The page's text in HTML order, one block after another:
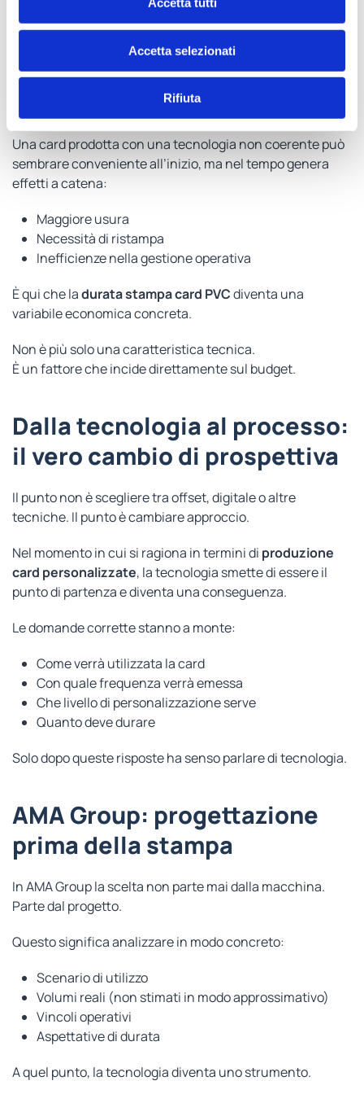
Accetta selezionati
Rifiuta
è il costo nel tempo
Uno degli errori più diffusi è fermarsi al costo iniziale.
Nel mondo reale, la differenza la fa il
Una card prodotta con una tecnologia non coerente può
sembrare conveniente all’inizio, ma nel tempo genera
effetti a catena:
Maggiore usura
Necessità di ristampa
Inefficienze nella gestione operativa
È qui che ladurata stampa card PVCdiventa una
variabile economica concreta.
Non è più solo una caratteristica tecnica.
È un fattore che incide direttamente sul budget.
Dalla tecnologia al processo:
il vero cambio di prospettiva
Il punto non è scegliere tra offset, digitale o altre
tecniche. Il punto è cambiare approccio.
Nel momento in cui si ragiona in termini di produzione
card personalizzate, la tecnologia smette di essere il
punto di partenza e diventa una conseguenza.
Le domande corrette stanno a monte:
Come verrà utilizzata la card
Con quale frequenza verrà emessa
Che livello di personalizzazione serve
Quanto deve durare
Solo dopo queste risposte ha senso parlare di tecnologia.
AMA Group: progettazione
prima della stampa
In AMA Group la scelta non parte mai dalla macchina.
Parte dal progetto.
Questo significa analizzare in modo concreto:
Scenario di utilizzo
Volumi reali (non stimati in modo approssimativo)
Vincoli operativi
Aspettative di durata
A quel punto, la tecnologia diventa uno strumento.